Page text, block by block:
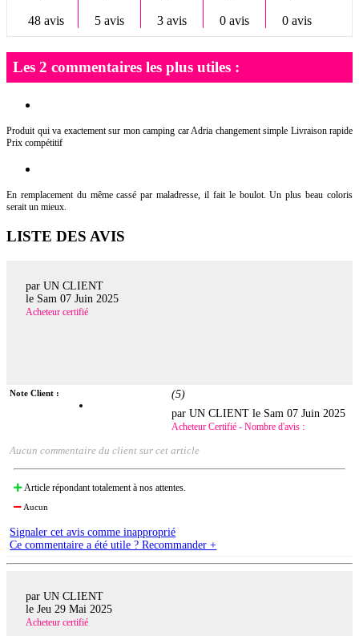
48 avis 5 avis 3 avis 0 avis 0 avis
Les 2 commentaires les plus utiles :
Produit qui va exactement sur mon camping car Adria changement simple Livraison rapide
Prix compétitif
En remplacement du même cassé par maladresse, il fait le boulot. Un plus beau coloris
serait un mieux.
LISTE DES AVIS
par UN CLIENT
le Sam 07 Juin 2025
Acheteur certifié
Note Client : (5)
par UN CLIENT le Sam 07 Juin 2025
Acheteur Certifié - Nombre d'avis :
Aucun commentaire du client sur cet article
Article répondant totalement à nos attentes.
Aucun
Signaler cet avis comme inapproprié
Ce commentaire a été utile ? Recommander +
par UN CLIENT
le Jeu 29 Mai 2025
Acheteur certifié